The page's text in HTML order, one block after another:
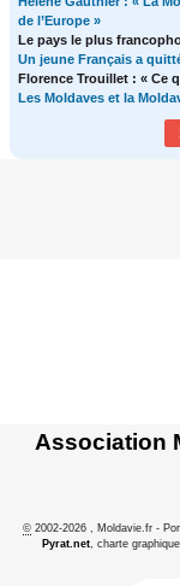
de l’Europe »
Le pays le plus
Un jeune Français a
Florence Trouillet : « Ce
Les Moldaves et la
Association
© 2002-2026 , Moldavie.fr -
Pyrat.net , charte